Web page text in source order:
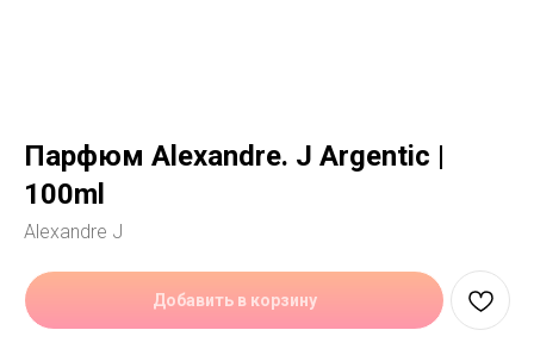
Парфюм Alexandre. J Argentic |
100ml
Alexandre J
Добавить в корзину